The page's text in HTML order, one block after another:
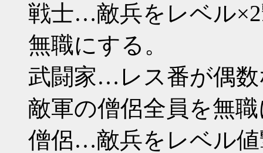
戦士…敵兵をレベル
無職にする。
武闘家…レス番が偶
敵軍の僧侶全員を無
僧侶…敵兵をレベル